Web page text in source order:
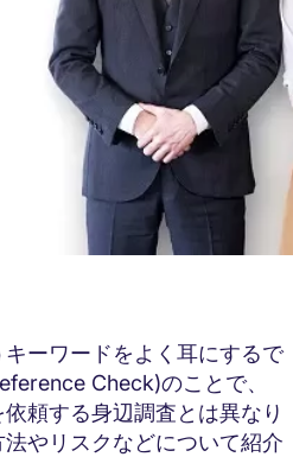
ーワードをよく耳にするで
Check)のことで、
頼する身辺調査とは異なり
やリスクなどについて紹介